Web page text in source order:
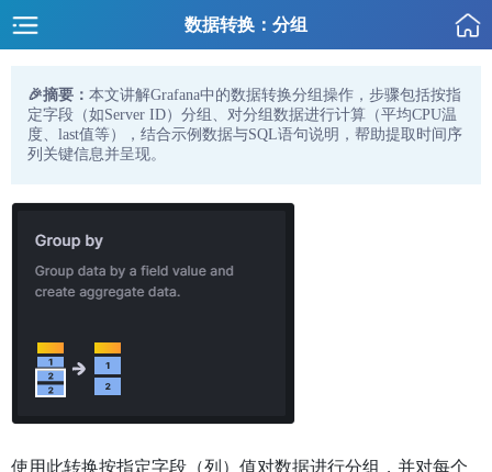
数据转换：分组
🎉摘要： 本文讲解Grafana中的数据转换分组操作，步骤包括按指
定字段（如Server ID）分组、对分组数据进行计算（平均CPU温
度、last值等），结合示例数据与SQL语句说明，帮助提取时间序
列关键信息并呈现。
使用此转换按指定字段（列）值对数据进行分组，并对每个